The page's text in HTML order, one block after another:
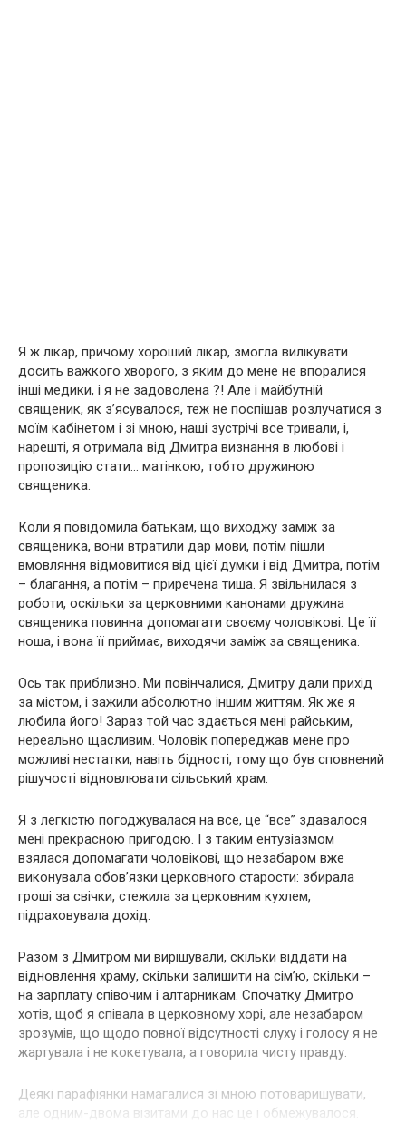
Я ж лікар, причому хороший лікар, змогла вилікувати
досить важкого хворого, з яким до мене не впоралися
інші медики, і я не задоволена ?! Але і майбутній
священик, як з’ясувалося, теж не поспішав розлучатися з
моїм кабінетом і зі мною, наші зустрічі все тривали, і,
нарешті, я отримала від Дмитра визнання в любові і
пропозицію стати… матінкою, тобто дружиною
священика.
Коли я повідомила батькам, що виходжу заміж за
священика, вони втратили дар мови, потім пішли
вмовляння відмовитися від цієї думки і від Дмитра, потім
– благання, а потім – приречена тиша. Я звільнилася з
роботи, оскільки за церковними канонами дружина
священика повинна допомагати своєму чоловікові. Це її
ноша, і вона її приймає, виходячи заміж за священика.
Ось так приблизно. Ми повінчалися, Дмитру дали прихід
за містом, і зажили абсолютно іншим життям. Як же я
любила його! Зараз той час здається мені райським,
нереально щасливим. Чоловік попереджав мене про
можливі нестатки, навіть бідності, тому що був сповнений
рішучості відновлювати сільський храм.
Я з легкістю погоджувалася на все, це “все” здавалося
мені прекрасною пригодою. І з таким ентузіазмом
взялася допомагати чоловікові, що незабаром вже
виконувала обов’язки церковного старости: збирала
гроші за свічки, стежила за церковним кухлем,
підраховувала дохід.
Разом з Дмитром ми вирішували, скільки віддати на
відновлення храму, скільки залишити на сім’ю, скільки –
на зарплату співочим і алтарникам. Спочатку Дмитро
хотів, щоб я співала в церковному хорі, але незабаром
зрозумів, що щодо повної відсутності слуху і голосу я не
жартувала і не кокетувала, а говорила чисту правду.
Деякі парафіянки намагалися зі мною потоваришувати,
але одним-двома візитами до нас це і обмежувалося.